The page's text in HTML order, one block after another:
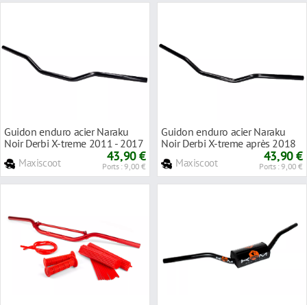
Guidon enduro acier Naraku
Noir Derbi X-treme 2011 - 2017
Maxiscoot 43,90 €
Ports : 9,00 €
Guidon enduro acier Naraku
Noir Derbi X-treme après 2018
Maxiscoot 43,90 €
Ports : 9,00 €